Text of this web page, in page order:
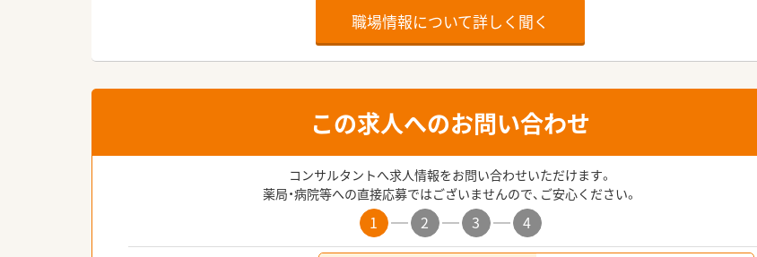
職場情報について詳しく聞く
この求人へのお問い合わせ
コンサルタントへ求人情報をお問い合わせいただけます。
薬局・病院等への直接応募ではございませんので、ご安心ください。
1 2 3 4